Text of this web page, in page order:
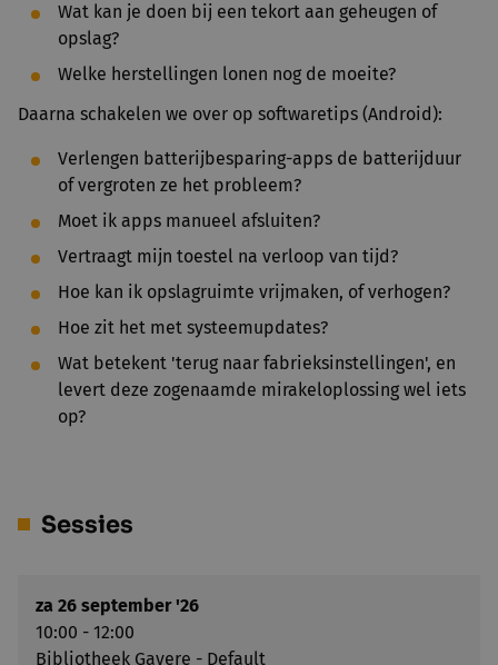
Wat kan je doen bij een tekort aan geheugen of
opslag?
Welke herstellingen lonen nog de moeite?
Daarna schakelen we over op softwaretips (Android):
Verlengen batterijbesparing-apps de batterijduur
of vergroten ze het probleem?
Moet ik apps manueel afsluiten?
Vertraagt mijn toestel na verloop van tijd?
Hoe kan ik opslagruimte vrijmaken, of verhogen?
Hoe zit het met systeemupdates?
Wat betekent 'terug naar fabrieksinstellingen', en
levert deze zogenaamde mirakeloplossing wel iets
op?
Sessies
za 26 september '26
10:00 - 12:00
Bibliotheek Gavere - Default